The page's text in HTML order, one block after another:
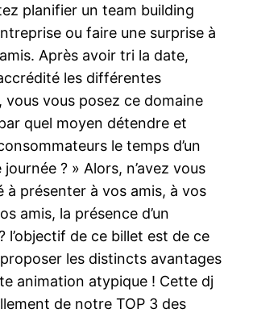
planifier un team building
ou faire une surprise à
amis. Après avoir tri la date,
les différentes
vous vous posez ce domaine
quel moyen détendre et
le temps d’un
journée ? » Alors, n’avez vous
à présenter à vos amis, à vos
amis, la présence d’un
l’objectif de ce billet est de ce
les distincts avantages
animation atypique ! Cette dj
de notre TOP 3 des